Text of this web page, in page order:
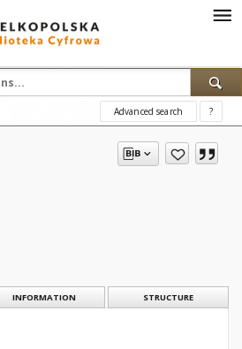
Advanced search ?
INFORMATION STRUCTURE